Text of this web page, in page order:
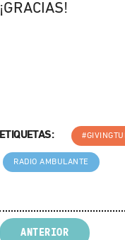
¡GRACIAS!
ETIQUETAS:
RADIO AMBULANTE
ANTERIOR